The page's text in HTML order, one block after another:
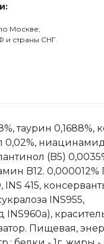
Москве;
и страны СНГ.
таурин 0,1688%,
0,02%,
(B5)
B12.
415,
INS955,
INS960a),
Пищевая,